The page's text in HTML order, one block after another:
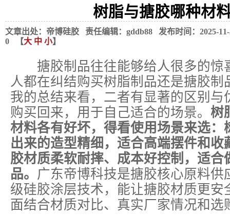
树脂与搪胶哪种材
文章出处：帝博硅胶 责任编辑：gddb88 发布时间：2025-
0 【大 中 小】
搪胶制品往往能够给人很多的惊
人都在纠结购买树脂制品还是搪胶制
我的总结来看，二者有显著的区别与
购买回来，用于自己适合的场景。 树
材料各有好坏，得看使用场景来选：
出来的造型精细，适合高端摆件和收
胶材质柔软耐摔、成本好控制，适合
品。 广东帝博科技是搪胶核心原料供
级硅胶涂层技术，能让搪胶材质更安
面结合材质对比、真实厂家情况和选